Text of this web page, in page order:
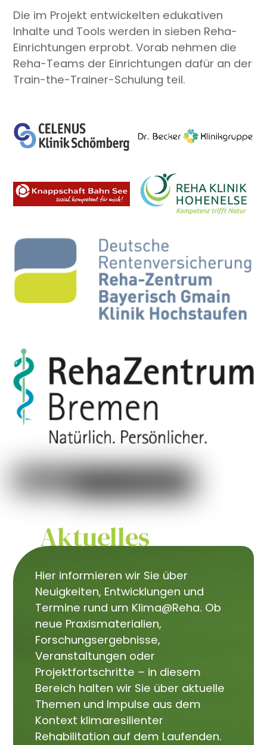
Die im Projekt entwickelten edukativen
Inhalte und Tools werden in sieben Reha-
Einrichtungen erprobt. Vorab nehmen die
Reha-Teams der Einrichtungen dafür an der
Train-the-Trainer-Schulung teil.
Aktuelles
Hier informieren wir Sie über
Neuigkeiten, Entwicklungen und
Termine rund um Klima@Reha. Ob
neue Praxismaterialien,
Forschungsergebnisse,
Veranstaltungen oder
Projektfortschritte – in diesem
Bereich halten wir Sie über aktuelle
Themen und Impulse aus dem
Kontext klimaresilienter
Rehabilitation auf dem Laufenden.